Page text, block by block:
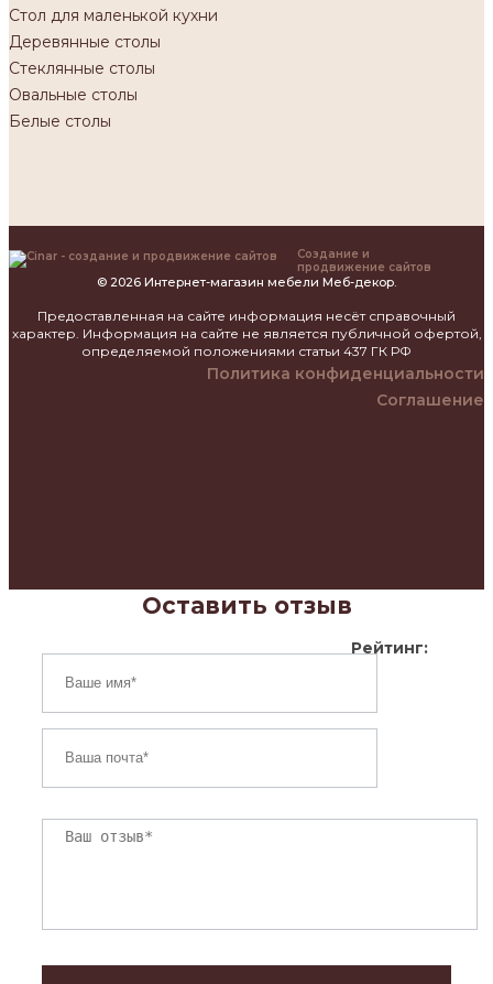
Стол для маленькой кухни
Деревянные столы
Стеклянные столы
Овальные столы
Белые столы
Создание и
продвижение сайтов
© 2026 Интернет-магазин мебели Меб-декор.
Предоставленная на сайте информация несёт справочный
характер. Информация на сайте не является публичной офертой,
определяемой положениями статьи 437 ГК РФ
Политика конфиденциальности
Соглашение
Оставить отзыв
Рейтинг: